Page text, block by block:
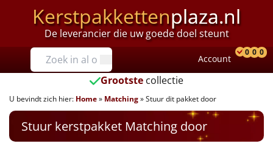
Kerstpakkettenplaza.nl
De leverancier die uw goede doel steunt
Prijzen
Tot €25
€25 tot €35
€35 tot €40
Account
0 0 0
Grootste collectie
U bevindt zich hier: Home» Matching»Stuur dit pakket door
Stuur kerstpakket Matching door